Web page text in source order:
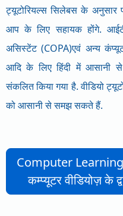
ट्यूटोरियल्स सिलेबस के अनुसार
आप के लिए सहायक होंगे.
असिस्टेंट (COPA)एवं अन्य
आदि के लिए हिंदी में आसानी से
संकलित किया गया है. वीडियो
को आसानी से समझ सकते हैं.
Computer
कम्प्यूटर वीडियोज़ के